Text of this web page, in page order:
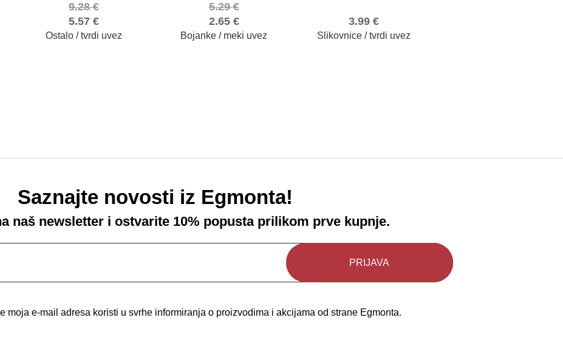
5.57 €
9.28€
Ostalo / tvrdi uvez
2.65 €
5.29€
Bojanke / meki uvez
3.99€
Slikovnice / tvrdi uvez
Saznajte novosti iz Egmonta!
naš newsletter i ostvarite 10% popusta prilikom prve kupnje.
moja e-mail adresa koristi u svrhe informiranja o proizvodima i akcijama od strane Egmonta.